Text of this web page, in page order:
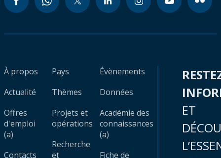
À propos
Actualité
Offres
d'emploi
(a)
Contacts
Pays
Thèmes
Projets et
opérations
Recherche
et
Évènements
Données
Académie des
connaissances
(a)
Fiche de
ET